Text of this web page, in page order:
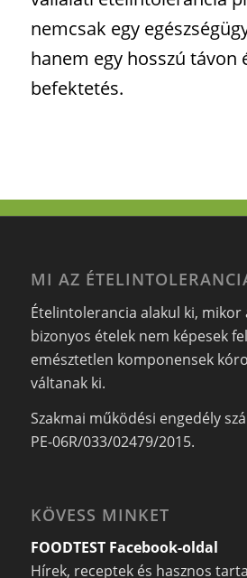
nemcsak egy
hanem egy hosszú
befektetés.
MI AZ
Ételintolerancia alakul ki, mikor
bizonyos ételek nem képesek
emésztetlen komponensek
váltanak ki.
Szakmai működési engedély
PE-06R/033/02479/2015.
KÖVESS MINKET
FOODTEST Facebook-oldal
Hírek, receptek és hasznos